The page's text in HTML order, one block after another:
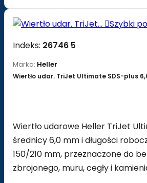
Szybki
Indeks: 26746 5
Marka: Heller
Wiertło udar. TriJet Ultimate SDS-plus
Wiertło udarowe Heller TriJet
średnicy 6,0 mm i długości
150/210 mm, przeznaczone do
zbrojonego, muru, cegły i